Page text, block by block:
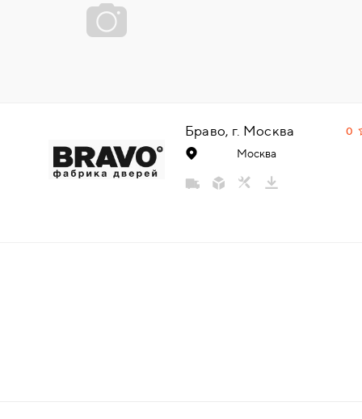
НАСТЕННЫЕ
БРОНЕНАКЛАДКИ
Браво, г. Москва 0
Москва